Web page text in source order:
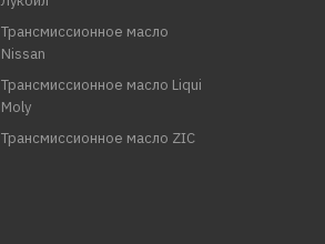
Трансмиссионное масло
Nissan
Трансмиссионное масло Liqui
Moly
Трансмиссионное масло ZIC